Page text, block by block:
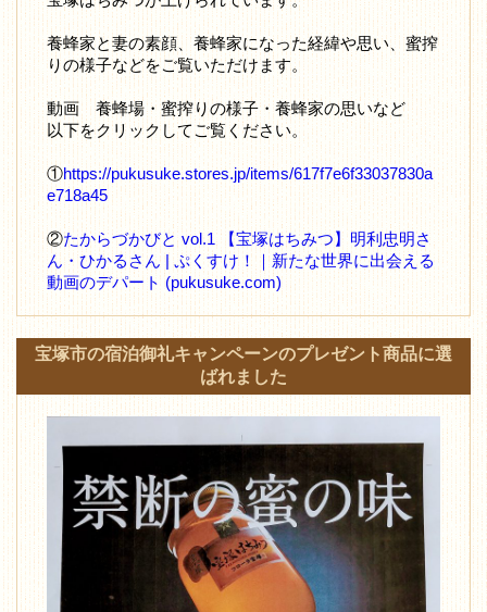
養蜂家と妻の素顔、養蜂家になった経緯や思い、蜜搾
りの様子などをご覧いただけます。
動画 養蜂場・蜜搾りの様子・養蜂家の思いなど
以下をクリックしてご覧ください。
①https://pukusuke.stores.jp/items/617f7e6f33037830a
e718a45
②たからづかびと vol.1 【宝塚はちみつ】明利忠明さ
ん・ひかるさん | ぷくすけ！｜新たな世界に出会える
動画のデパート (pukusuke.com)
宝塚市の宿泊御礼キャンペーンのプレゼント商品に選
ばれました